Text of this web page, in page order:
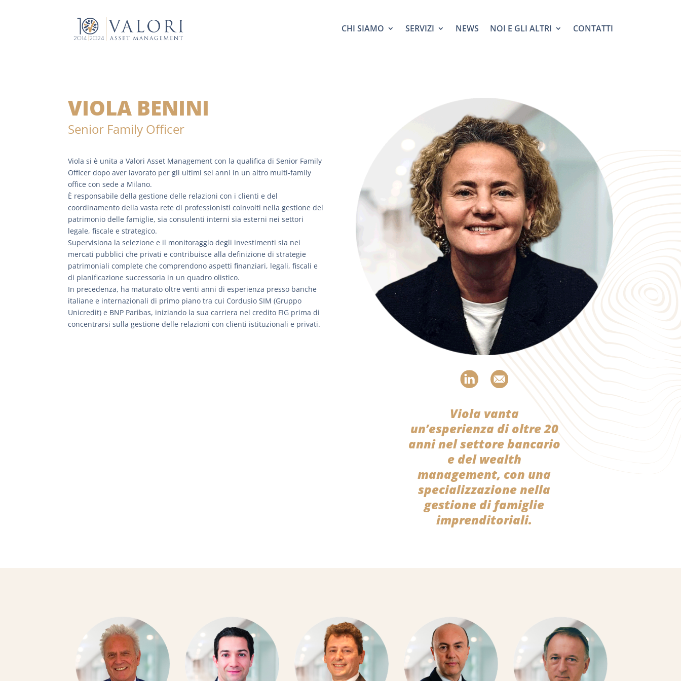
CHI SIAMO SERVIZI NEWS NOI E GLI ALTRI CONTATTI
VIOLA BENINI
Senior Family Officer
Viola si è unita a Valori Asset Management con la qualifica di Senior Family
Officer dopo aver lavorato per gli ultimi sei anni in un altro multi-family
office con sede a Milano.
È responsabile della gestione delle relazioni con i clienti e del
coordinamento della vasta rete di professionisti coinvolti nella gestione del
patrimonio delle famiglie, sia consulenti interni sia esterni nei settori
legale, fiscale e strategico.
Supervisiona la selezione e il monitoraggio degli investimenti sia nei
mercati pubblici che privati e contribuisce alla definizione di strategie
patrimoniali complete che comprendono aspetti finanziari, legali, fiscali e
di pianificazione successoria in un quadro olistico.
In precedenza, ha maturato oltre venti anni di esperienza presso banche
italiane e internazionali di primo piano tra cui Cordusio SIM (Gruppo
Unicredit) e BNP Paribas, iniziando la sua carriera nel credito FIG prima di
concentrarsi sulla gestione delle relazioni con clienti istituzionali e privati.
Viola vanta
un’esperienza di oltre 20
anni nel settore bancario
e del wealth
management, con una
specializzazione nella
gestione di famiglie
imprenditoriali.